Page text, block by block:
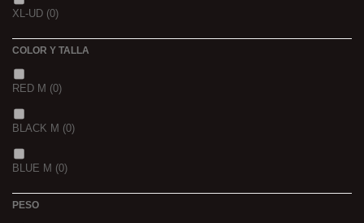
XL-UD (0)
COLOR Y TALLA
RED M (0)
BLACK M (0)
BLUE M (0)
PESO